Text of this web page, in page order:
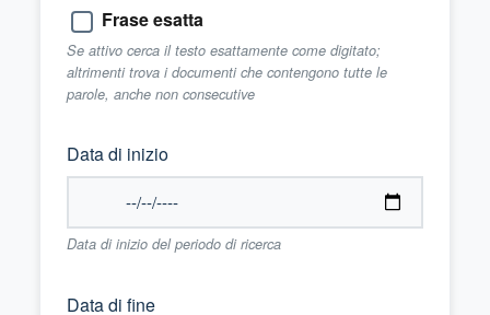
Frase esatta
Se attivo cerca il testo esattamente come digitato;
altrimenti trova i documenti che contengono tutte le
parole, anche non consecutive
Data di inizio
Data di inizio del periodo di ricerca
Data di fine